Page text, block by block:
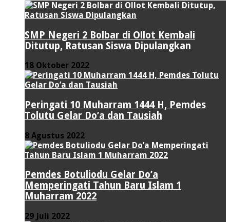
SMP Negeri 2 Bolbar di Ollot Kembali
Ditutup, Ratusan Siswa Dipulangkan
18 Oktober 2022
Peringati 10 Muharram 1444 H, Pemdes
Tolutu Gelar Do’a dan Tausiah
8 Agustus 2022
Pemdes Botuliodu Gelar Do’a
Memperingati Tahun Baru Islam 1
Muharram 2022
29 Juli 2022